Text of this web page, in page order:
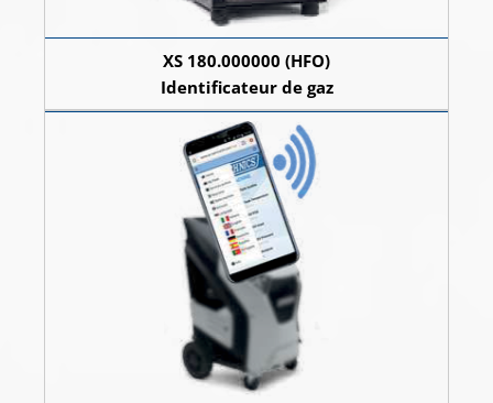
XS 180.000000 (HFO)
Identificateur de gaz